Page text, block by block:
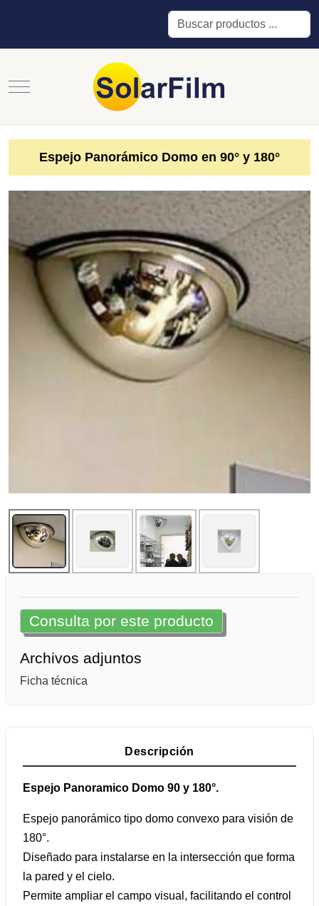
Buscar
Mobile Menu Toggle
Espejo Panorámico Domo en 90° y 180°
Consulta por este producto
Archivos adjuntos
Ficha técnica
Descripción
Espejo Panoramico Domo 90 y 180°.
Espejo panorámico tipo domo convexo para visión de
180°.
Diseñado para instalarse en la intersección que forma
la pared y el cielo.
Permite ampliar el campo visual, facilitando el control